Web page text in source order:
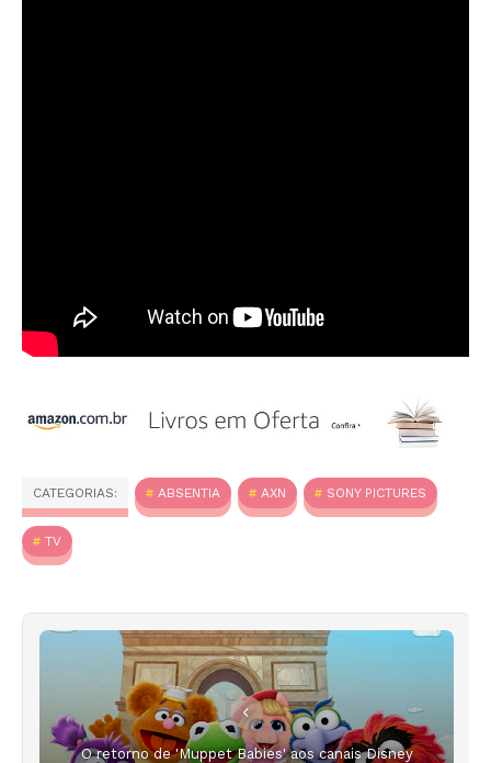
CATEGORIAS: ABSENTIA AXN SONY PICTURES
TV
O retorno de 'Muppet Babies' aos canais Disney